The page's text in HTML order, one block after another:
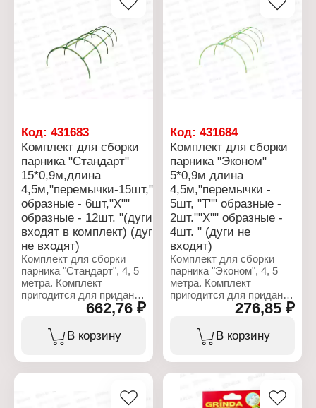
воду, но препятствует
смещёнию слоёв грунта.
В дренажных системах
предотвращает
проседание грунта в
мегаспан представляет
собой фильтр,
предотвращающий
заиливание дренажной
трубы или дренажного
материала. Нахлест
полотен не менее 20 см,
укладывать свободно,
не натягивая. В водоемы,
пруды, бассейны
укладывают в качестве
защитно-опорного
основания для
гидроизоляционной
мембраны, защиты от
корней растений, а также
потери песка илистых
берегов водоёма.
разделяя грунт и насыпь
с помощью Мегаспана
Тип товара: Клипса для
парника
Назначение: для
крепления пленки к
Количество: 20 шт
Код: 431683
Комплект для сборки
парника "Стандарт"
15*0,9м,длина
4,5м,"перемычки-15шт,""Т""
образные - 6шт,"Х""
образные - 12шт. "(дуги не
входят в комплект) (дуги
не входят)
Комплект для сборки
парника "Стандарт", 4, 5
метра. Комплект
пригодится для придания
парнику большей
устойчивости. Для этого
соедините между собой
элементов. В комплект
662,76 ₽
В корзину
Код:431684
Комплект для сборки
парника "Эконом"
5*0,9м длина
4,5м,"перемычки -
5шт, "Т"" образные -
2шт.""Х"" образные -
4шт. " (дуги не
входят)
Комплект для сборки
парника "Эконом", 4, 5
метра. Комплект
пригодится для придания
парнику большей
устойчивости. Для этого
соедините между собой
соединительных
элементов. В комплект
276,85 ₽
В корзину